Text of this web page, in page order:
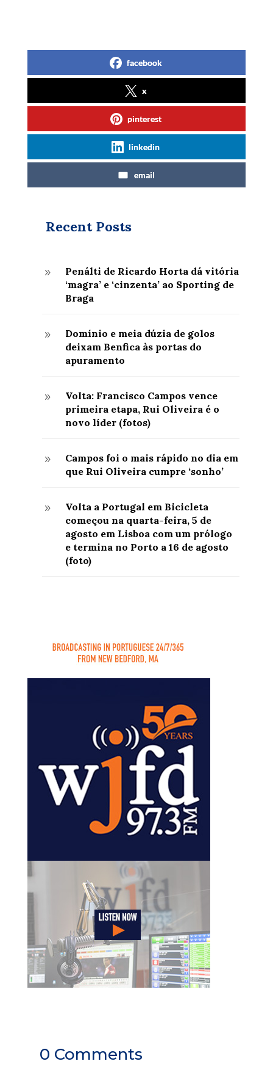
facebook
x
pinterest
linkedin
email
Recent Posts
9
Penálti de Ricardo Horta dá vitória
‘magra’ e ‘cinzenta’ ao Sporting de
Braga
9
Domínio e meia dúzia de golos
deixam Benfica às portas do
apuramento
9
Volta: Francisco Campos vence
primeira etapa, Rui Oliveira é o
novo líder (fotos)
9
Campos foi o mais rápido no dia em
que Rui Oliveira cumpre ‘sonho’
9
Volta a Portugal em Bicicleta
começou na quarta-feira, 5 de
agosto em Lisboa com um prólogo
e termina no Porto a 16 de agosto
(foto)
0 Comments